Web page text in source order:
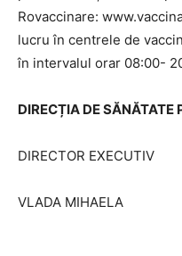
Rovaccinare:
lucru în centrele de
în intervalul orar 08:00-
DIRECȚIA DE SĂNĂTATE
DIRECTOR EXECUTIV
VLADA MIHAELA